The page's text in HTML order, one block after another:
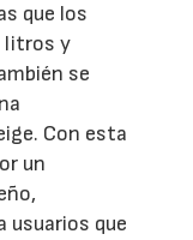
que los
litros y
se
Con esta
un
usuarios que